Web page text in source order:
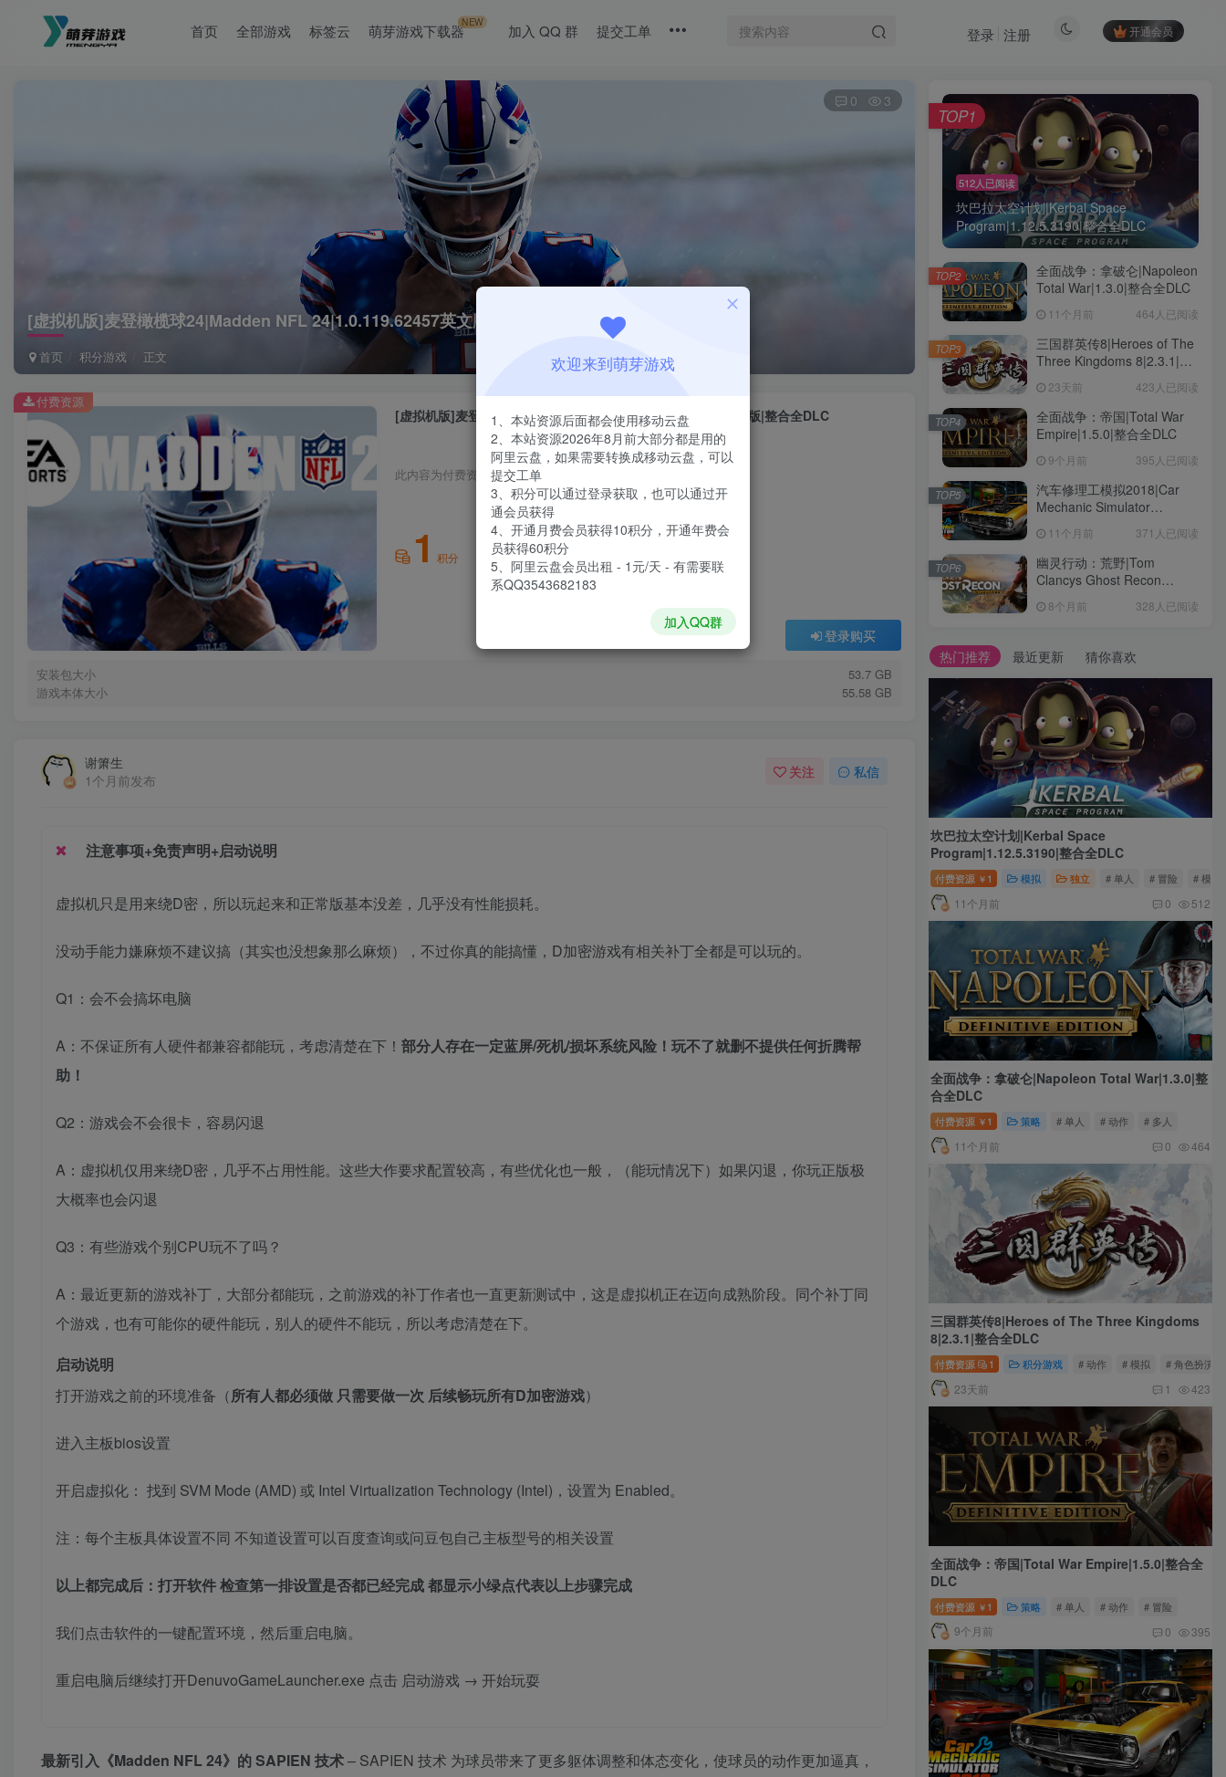
首页 全部游戏 标签云 萌芽游戏下载器NEW 加入 QQ 群 提交工单 开通会员
登录 注册
[虚拟机版]麦登橄榄球24|Madden NFL 24|1.0.119.62457英文版|整合全DLC
首页 积分游戏 正文
0 3
[虚拟机版]麦登橄榄球24|Madden NFL 24|1.0.119.62457英文版|整合全DLC
此内容为付费资源，请付费后查看
1 积分
登录购买
安装包大小
53.7 GB
游戏本体大小
55.58 GB
付费资源
谢箫生
1个月前发布
关注 私信
注意事项+免责声明+启动说明
虚拟机只是用来绕D密，所以玩起来和正常版基本没差，几乎没有性能损耗。
没动手能力嫌麻烦不建议搞（其实也没想象那么麻烦），不过你真的能搞懂，D加密游戏有相关补丁全都是可以玩的。
Q1：会不会搞坏电脑
A：不保证所有人硬件都兼容都能玩，考虑清楚在下！ 部分人存在一定蓝屏/死机/损坏系统风险！玩不了就删不提供任何折腾帮
助！
Q2：游戏会不会很卡，容易闪退
A：虚拟机仅用来绕D密，几乎不占用性能。这些大作要求配置较高，有些优化也一般，（能玩情况下）如果闪退，你玩正版极
大概率也会闪退
Q3：有些游戏个别CPU玩不了吗？
A：最近更新的游戏补丁，大部分都能玩，之前游戏的补丁作者也一直更新测试中，这是虚拟机正在迈向成熟阶段。同个补丁同
个游戏，也有可能你的硬件能玩，别人的硬件不能玩，所以考虑清楚在下。
启动说明
打开游戏之前的环境准备（所有人都必须做 只需要做一次 后续畅玩所有D加密游戏）
进入主板bios设置
开启虚拟化： 找到 SVM Mode (AMD) 或 Intel Virtualization Technology (Intel)，设置为 Enabled。
注：每个主板具体设置不同 不知道设置可以百度查询或问豆包自己主板型号的相关设置
以上都完成后：打开软件 检查第一排设置是否都已经完成 都显示小绿点代表以上步骤完成
我们点击软件的一键配置环境，然后重启电脑。
重启电脑后继续打开DenuvoGameLauncher.exe 点击 启动游戏 → 开始玩耍
最新引入《Madden NFL 24》的 SAPIEN 技术– SAPIEN 技术 为球员带来了更多躯体调整和体态变化，使球员的动作更加逼真，
512人已阅读
坎巴拉太空计划|Kerbal Space
Program|1.12.5.3190|整合全DLC
TOP1
全面战争：拿破仑|Napoleon
Total War|1.3.0|整合全DLC
11个月前 464人已阅读
TOP2
三国群英传8|Heroes of The
Three Kingdoms 8|2.3.1|整
23天前 423人已阅读
TOP3
全面战争：帝国|Total War
Empire|1.5.0|整合全DLC
9个月前 395人已阅读
TOP4
汽车修理工模拟2018|Car
Mechanic Simulator
11个月前 371人已阅读
TOP5
幽灵行动：荒野|Tom
Clancys Ghost Recon
DLC8个月前 328人已阅读
TOP6
热门推荐 最近更新 猜你喜欢
坎巴拉太空计划|Kerbal Space
Program|1.12.5.3190|整合全DLC
付费资源 ￥ 1 模拟 独立 # 单人 # 冒险 # 模拟
11个月前 0 512
全面战争：拿破仑|Napoleon Total War|1.3.0|整
合全DLC
付费资源 ￥ 1 策略 # 单人 # 动作 # 多人
11个月前 0 464
三国群英传8|Heroes of The Three Kingdoms
8|2.3.1|整合全DLC
付费资源 1 积分游戏 # 动作 # 模拟 # 角色扮演
23天前 1 423
全面战争：帝国|Total War Empire|1.5.0|整合全
DLC
付费资源 ￥ 1 策略 # 单人 # 动作 # 冒险
9个月前 0 395
欢迎来到萌芽游戏
1、本站资源后面都会使用移动云盘
2、本站资源2026年8月前大部分都是用的
阿里云盘，如果需要转换成移动云盘，可以
提交工单
3、积分可以通过登录获取，也可以通过开
通会员获得
4、开通月费会员获得10积分，开通年费会
员获得60积分
5、阿里云盘会员出租 - 1元/天 - 有需要联
系QQ3543682183
加入QQ群